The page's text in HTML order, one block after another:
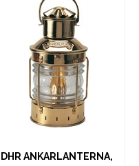
DHR ANKARLANTERNA,